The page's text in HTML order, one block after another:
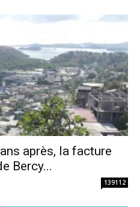
après, la facture
Bercy...
139112